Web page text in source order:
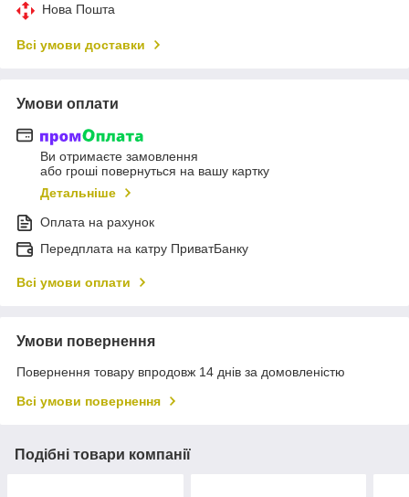
Нова Пошта
Всі умови доставки
Умови оплати
Ви отримаєте замовлення
або гроші повернуться на вашу картку
Детальніше
Оплата на рахунок
Передплата на катру ПриватБанку
Всі умови оплати
Умови повернення
Повернення товару впродовж 14 днів за домовленістю
Всі умови повернення
Подібні товари компанії